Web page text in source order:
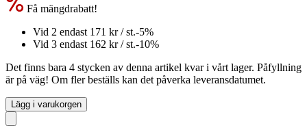
Få mängdrabatt!
Vid 2 endast 171 kr/ st.-5%
Vid 3 endast 162 kr/ st.-10%
Det finns bara 4 stycken av denna artikel kvar i vårt lager. Påfyllning
är på väg! Om fler beställs kan det påverka leveransdatumet.
Lägg i varukorgen